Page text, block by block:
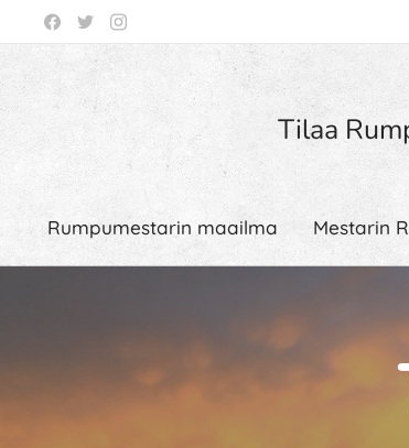
Tilaa
Rumpumestarin maailma Mestarin